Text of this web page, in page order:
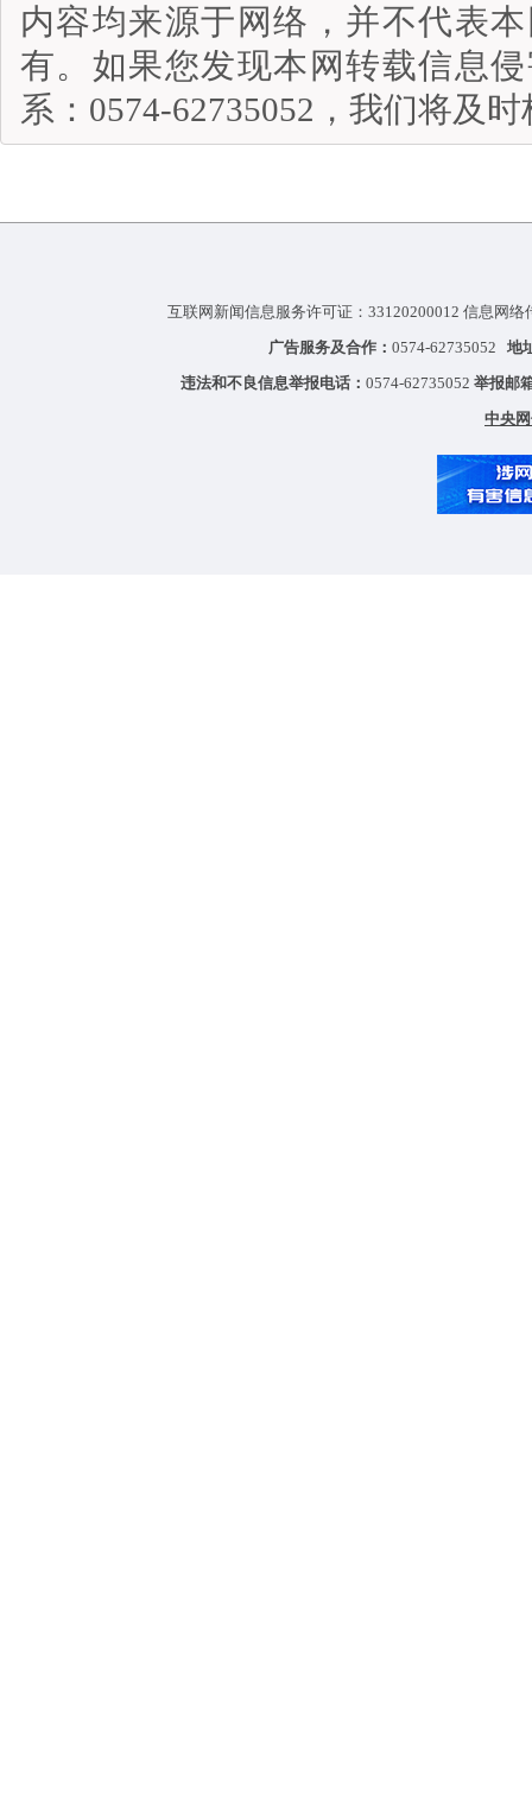
内容均来源于网络，并不代表
有。如果您发现本网转载信息
系：0574-62735052，我们将及
互联网新闻信息服务许可证：33120200012 信息网
广告服务及合作： 0574-62735052 地
违法和不良信息举报电话： 0574-62735052 举报邮
中央